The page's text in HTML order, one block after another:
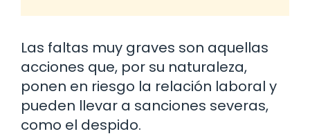
Las faltas muy graves son aquellas
acciones que, por su naturaleza,
ponen en riesgo la relación laboral y
pueden llevar a sanciones severas,
como el despido.